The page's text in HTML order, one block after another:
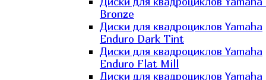
Bronze
Диски для квадроциклов Yamaha
Enduro Dark Tint
Диски для квадроциклов Yamaha
Enduro Flat Mill
Диски для квадроциклов Yamaha